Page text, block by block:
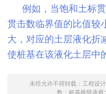
例如，当饱和土标
贯击数临界值的比值较
大，对应的土层液化折
使桩基在该液化土层中
未经允许不得转载： 工程设
数：桩基极限承